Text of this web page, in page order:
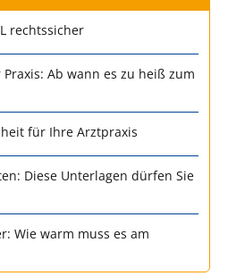
rechtssicher
Ab wann es zu heiß zum
für Ihre Arztpraxis
Diese Unterlagen dürfen Sie
Wie warm muss es am